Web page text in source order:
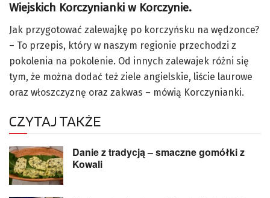
Wiejskich Korczynianki w Korczynie.
Jak przygotować zalewajkę po korczyńsku na wędzonce?
– To przepis, który w naszym regionie przechodzi z
pokolenia na pokolenie. Od innych zalewajek różni się
tym, że można dodać też ziele angielskie, liście laurowe
oraz włoszczyznę oraz zakwas – mówią Korczynianki.
CZYTAJ TAKŻE
Danie z tradycją – smaczne gomółki z
Kowali